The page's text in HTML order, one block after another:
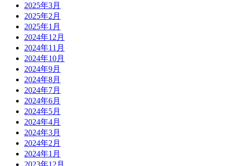
2025年3月
2025年2月
2025年1月
2024年12月
2024年11月
2024年10月
2024年9月
2024年8月
2024年7月
2024年6月
2024年5月
2024年4月
2024年3月
2024年2月
2024年1月